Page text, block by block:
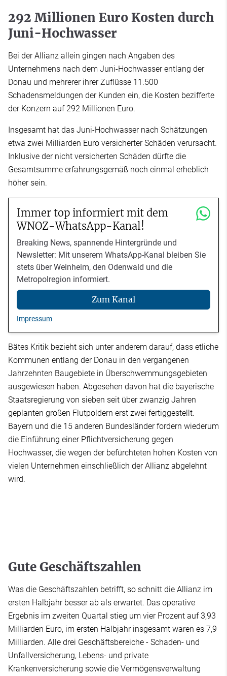
292 Millionen Euro Kosten durch
Juni-Hochwasser
Bei der Allianz allein gingen nach Angaben des
Unternehmens nach dem Juni-Hochwasser entlang der
Donau und mehrerer ihrer Zuflüsse 11.500
Schadensmeldungen der Kunden ein, die Kosten bezifferte
der Konzern auf 292 Millionen Euro.
Insgesamt hat das Juni-Hochwasser nach Schätzungen
etwa zwei Milliarden Euro versicherter Schäden verursacht.
Inklusive der nicht versicherten Schäden dürfte die
Gesamtsumme erfahrungsgemäß noch einmal erheblich
höher sein.
Immer top informiert mit dem
WNOZ-WhatsApp-Kanal!
Breaking News, spannende Hintergründe und
Newsletter: Mit unserem WhatsApp-Kanal bleiben Sie
stets über Weinheim, den Odenwald und die
Metropolregion informiert.
Zum Kanal
Impressum
Bätes Kritik bezieht sich unter anderem darauf, dass etliche
Kommunen entlang der Donau in den vergangenen
Jahrzehnten Baugebiete in Überschwemmungsgebieten
ausgewiesen haben. Abgesehen davon hat die bayerische
Staatsregierung von sieben seit über zwanzig Jahren
geplanten großen Flutpoldern erst zwei fertiggestellt.
Bayern und die 15 anderen Bundesländer fordern wiederum
die Einführung einer Pflichtversicherung gegen
Hochwasser, die wegen der befürchteten hohen Kosten von
vielen Unternehmen einschließlich der Allianz abgelehnt
wird.
Gute Geschäftszahlen
Was die Geschäftszahlen betrifft, so schnitt die Allianz im
ersten Halbjahr besser ab als erwartet. Das operative
Ergebnis im zweiten Quartal stieg um vier Prozent auf 3,93
Milliarden Euro, im ersten Halbjahr insgesamt waren es 7,9
Milliarden. Alle drei Geschäftsbereiche - Schaden- und
Unfallversicherung, Lebens- und private
Krankenversicherung sowie die Vermögensverwaltung